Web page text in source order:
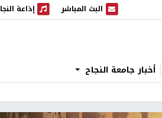
البث المباشر
البث المباشر إذاعة
إذاعة النجاح
أخبار جامعة النجاح